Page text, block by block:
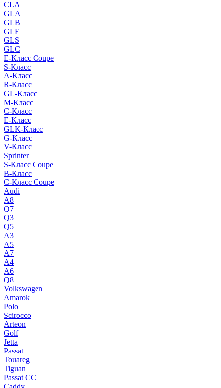
CLA
GLA
GLB
GLE
GLS
GLC
E-Класс Coupe
S-Класс
A-Класс
R-Класс
GL-Класс
M-Класс
C-Класс
E-Класс
GLK-Класс
G-Класс
V-Класс
Sprinter
S-Класс Сoupe
B-Класс
C-Класс Coupe
Audi
A8
Q7
Q3
Q5
A3
A5
A7
A4
A6
Q8
Volkswagen
Amarok
Polo
Scirocco
Arteon
Golf
Jetta
Passat
Touareg
Tiguan
Passat CC
Caddy